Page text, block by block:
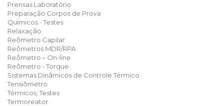
Prensas Laboratório
Preparação Corpos de Prova
Químicos - Testes
Relaxação
Reômetro Capilar
Reômetros MDR/RPA
Reômetro – On-line
Reômetro - Torque
Sistemas Dinâmicos de Controle Térmico
Tensiômetro
Térmicos, Testes
Termoreator